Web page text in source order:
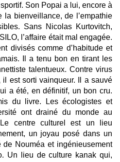
Son Popai a lui, encore à
la bienveillance, de l’empathie
Sans Nicolas Kurtovitch,
l’affaire était mal engagée.
divisés comme d’habitude et
Il a tenu bon en tirant les
talentueux. Contre virus
il est sorti vainqueur. Il a sauvé
a été, en définitif, un bon cru.
du livre. Les écologistes et
ont drainé du monde au
centre culturel est un lieu
un joyau posé dans un
Nouméa et ingénieusement
Un lieu de culture kanak qui,